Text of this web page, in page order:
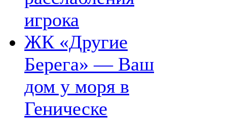
игрока
ЖК «Другие
Берега» — Ваш
дом у моря в
Геническе